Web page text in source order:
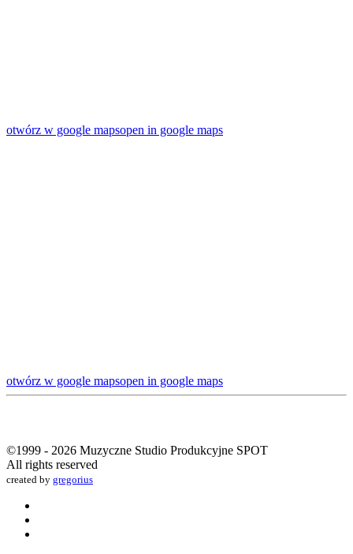
otwórz w google mapsopen in google maps
otwórz w google mapsopen in google maps
©1999 - 2026 Muzyczne Studio Produkcyjne SPOT
All rights reserved
created by gregorius